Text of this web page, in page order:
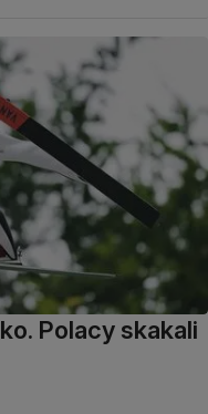
Polacy skakali